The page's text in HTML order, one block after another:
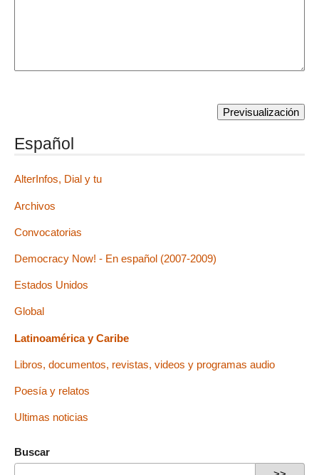
Español
AlterInfos, Dial y tu
Archivos
Convocatorias
Democracy Now! - En español (2007-2009)
Estados Unidos
Global
Latinoamérica y Caribe
Libros, documentos, revistas, videos y programas audio
Poesía y relatos
Ultimas noticias
Buscar